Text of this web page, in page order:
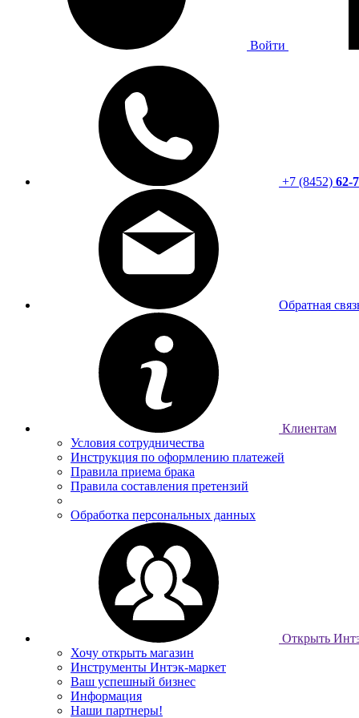
Войти
+7 (8452) 62-
Обратная
Клиентам
Условия сотрудничества
Инструкция по оформлению платежей
Правила приема брака
Правила составления претензий
Обработка персональных данных
Открыть
Хочу открыть магазин
Инструменты Интэк-маркет
Ваш успешный бизнес
Информация
Наши партнеры!